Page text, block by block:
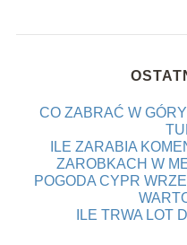
CO ZABRAĆ W
ILE ZARABIA
ZAROBKACH W
POGODA CYPR
ILE TRWA LOT